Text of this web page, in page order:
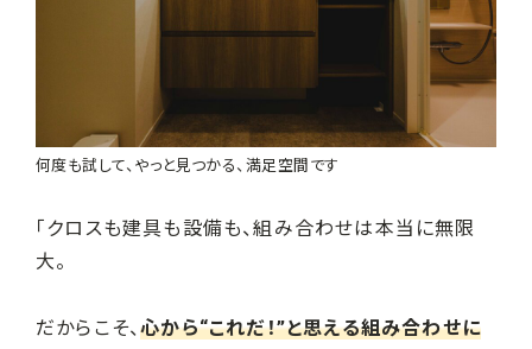
何度も試して、やっと見つかる、満足空間です
「クロスも建具も設備も、組み合わせは本当に無限
大。
だからこそ、心から“これだ！”と思える組み合わせに